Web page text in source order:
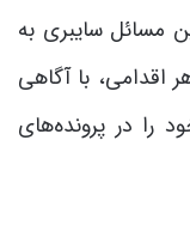
مسائل سایبری به
اقدامی، با آگاهی
را در پرونده‌های